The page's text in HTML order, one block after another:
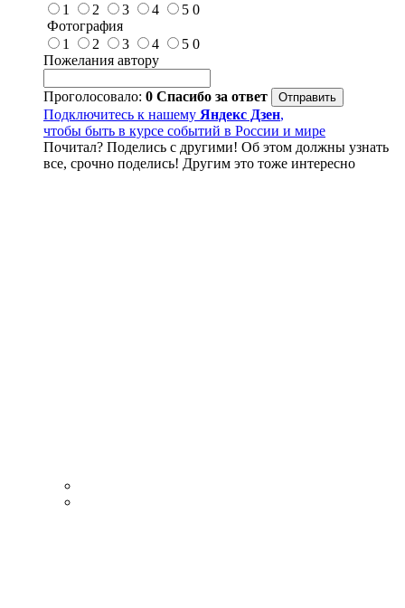
1
2 3 4 5 0
Фотография
1
2 3 4 5 0
Пожелания автору
Проголосовало: 0 Спасибо за ответ
Подключитесь к нашему Яндекс Дзен,
чтобы быть в курсе событий в России и мире
Почитал? Поделись с другими! Об этом должны узнать
все, срочно поделись! Другим это тоже интересно